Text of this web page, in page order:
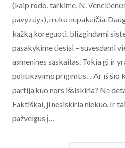
(kaip rodo, tarkime, N.
pavyzdys), nieko nepakeičia.
kažką koreguoti, blizgindami
pasakykime tiesiai – suvesdami
asmenines sąskaitas. Tokia gi ir
politikavimo prigimtis… Ar iš šio
partija kuo nors išsiskiria? Ne
Faktiškai, ji nesiskiria niekuo. Ir
pažvelgus į…